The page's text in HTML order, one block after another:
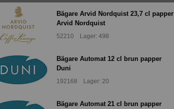
Bägare Arvid Nordquist 23,7 cl papper
Arvid Nordquist
52210 Lager: 498
Bägare Automat 12 cl brun papper
Duni
192168 Lager: 20
Bägare Automat 21 cl brun papper